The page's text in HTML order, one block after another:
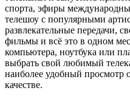
спорта, эфиры
телешоу с популярными
развлекательные передачи,
фильмы и всё это в одном
компьютера, ноутбука или
выбрать свой любимый
наиболее удобный просмотр
качестве.